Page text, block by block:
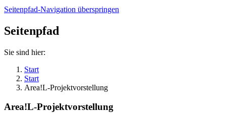
Seitenpfad-Navigation überspringen
Seitenpfad
Sie sind hier:
Start
Start
Area!L-Projektvorstellung
Area!L-Projektvorstellung